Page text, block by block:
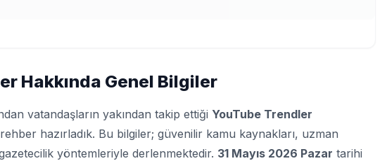
Hakkında Genel Bilgiler
vatandaşların yakından takip ettiği YouTube Trendler
hazırladık. Bu bilgiler; güvenilir kamu kaynakları, uzman
yöntemleriyle derlenmektedir. 31 Mayıs 2026 Pazar tarihi